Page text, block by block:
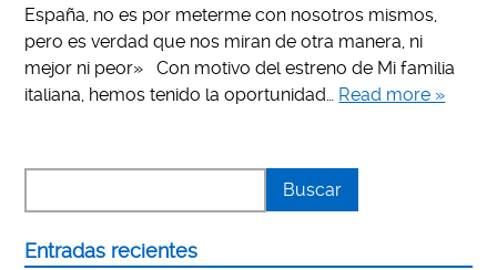
España, no es por meterme con nosotros mismos,
pero es verdad que nos miran de otra manera, ni
mejor ni peor» Con motivo del estreno de Mi familia
italiana, hemos tenido la oportunidad… Read more »
Entradas recientes